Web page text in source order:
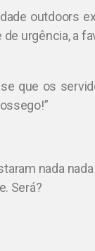
outdoors
urgência, a
que os
nada
Será?